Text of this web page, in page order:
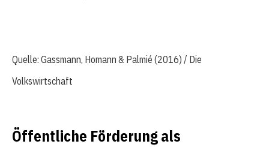
Quelle: Gassmann, Homann & Palmié (2016) / Die
Volkswirtschaft
Öffentliche Förderung als